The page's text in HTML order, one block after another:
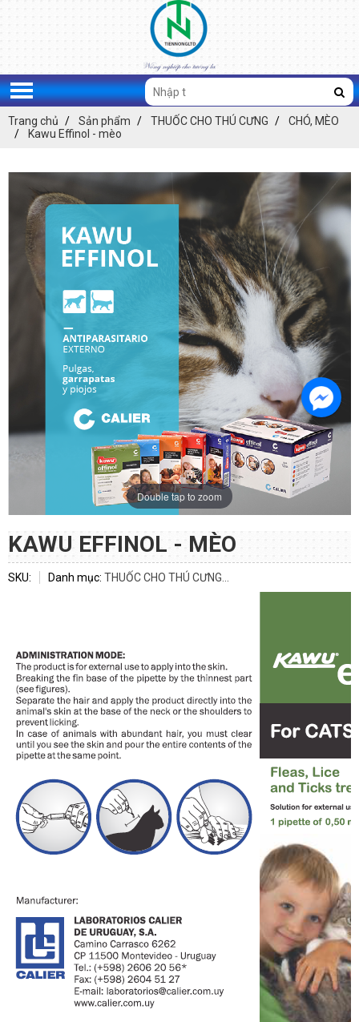
Trang chủ Sản phẩm THUỐC CHO THÚ CƯNG
CHÓ, MÈO
Kawu Effinol - mèo
Double tap to zoom
KAWU EFFINOL - MÈO
SKU: Danh mục: THUỐC CHO THÚ CƯNG...
ĐĂNG KÝ TƯ VẤN
HOÀN THÀNH
Đăng ký tư vấn trực tiếp 24/7: